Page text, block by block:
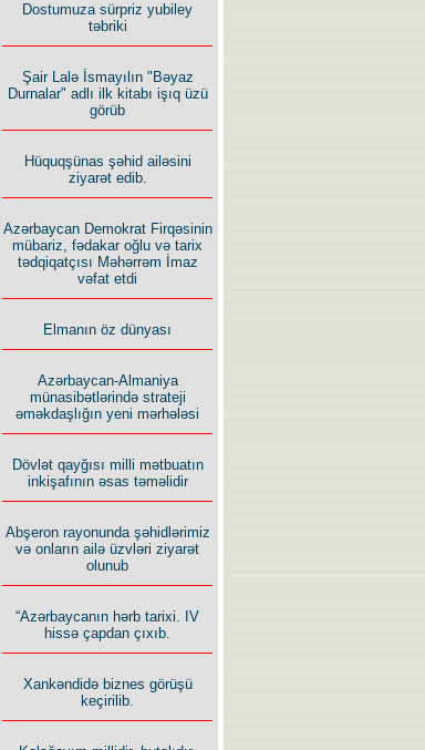
Rusiyanın süqutunu qaçılmaz
edən beş şərt
Dostumuza sürpriz yubiley
təbriki
Şair Lalə İsmayılın "Bəyaz
Durnalar" adlı ilk kitabı işıq üzü
görüb
Hüquqşünas şəhid ailəsini
ziyarət edib.
Azərbaycan Demokrat Firqəsinin
mübariz, fədakar oğlu və tarix
tədqiqatçısı Məhərrəm İmaz
vəfat etdi
Elmanın öz dünyası
Azərbaycan-Almaniya
münasibətlərində strateji
əməkdaşlığın yeni mərhələsi
Dövlət qayğısı milli mətbuatın
inkişafının əsas təməlidir
Abşeron rayonunda şəhidlərimiz
və onların ailə üzvləri ziyarət
olunub
“Azərbaycanın hərb tarixi. IV
hissə çapdan çıxıb.
Xankəndidə biznes görüşü
keçirilib.